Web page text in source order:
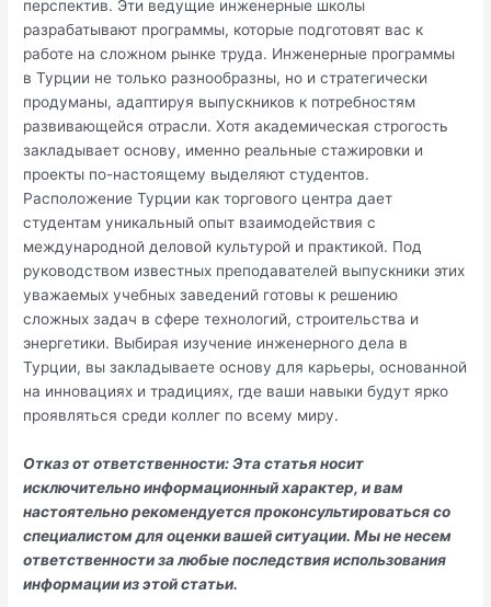
перспектив. Эти ведущие инженерные школы
разрабатывают программы, которые подготовят вас к
работе на сложном рынке труда. Инженерные программы
в Турции не только разнообразны, но и стратегически
продуманы, адаптируя выпускников к потребностям
развивающейся отрасли. Хотя академическая строгость
закладывает основу, именно реальные стажировки и
проекты по-настоящему выделяют студентов.
Расположение Турции как торгового центра дает
студентам уникальный опыт взаимодействия с
международной деловой культурой и практикой. Под
руководством известных преподавателей выпускники этих
уважаемых учебных заведений готовы к решению
сложных задач в сфере технологий, строительства и
энергетики. Выбирая изучение инженерного дела в
Турции, вы закладываете основу для карьеры, основанной
на инновациях и традициях, где ваши навыки будут ярко
проявляться среди коллег по всему миру.
Отказ от ответственности: Эта статья носит
исключительно информационный характер, и вам
настоятельно рекомендуется проконсультироваться со
специалистом для оценки вашей ситуации. Мы не несем
ответственности за любые последствия использования
информации из этой статьи.